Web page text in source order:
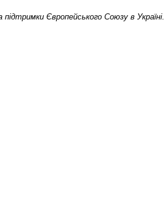
підтримки Європейського Союзу в Україні.